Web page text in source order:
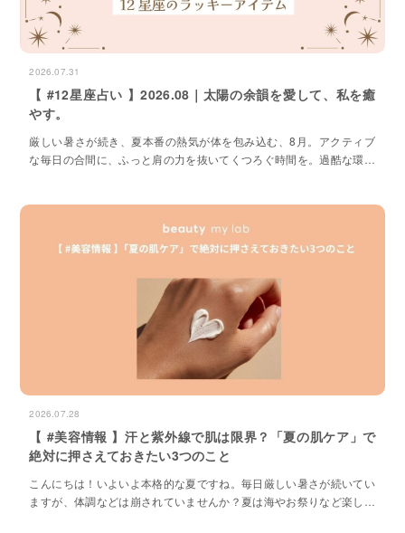
2026.07.31
【 #12星座占い 】2026.08｜太陽の余韻を愛して、私を癒
やす。
厳しい暑さが続き、夏本番の熱気が体を包み込む、8月。アクティブ
な毎日の合間に、ふっと肩の力を抜いてくつろぐ時間を。過酷な環境
2026.07.28
【 #美容情報 】汗と紫外線で肌は限界？「夏の肌ケア」で
絶対に押さえておきたい3つのこと
こんにちは！いよいよ本格的な夏ですね。毎日厳しい暑さが続いてい
ますが、体調などは崩されていませんか？夏は海やお祭りなど楽しい